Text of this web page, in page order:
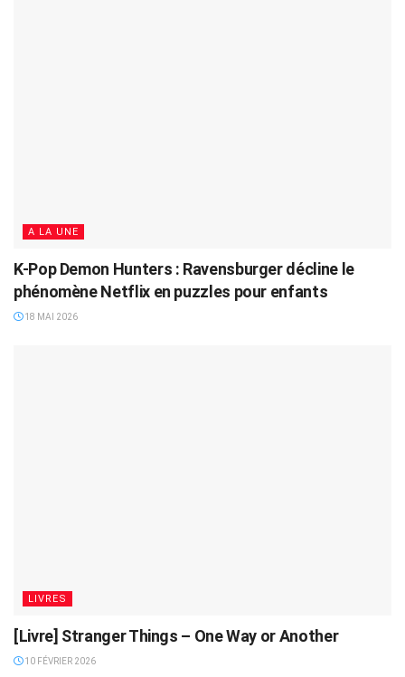
A LA UNE
K-Pop Demon Hunters : Ravensburger décline le
phénomène Netflix en puzzles pour enfants
18 MAI 2026
LIVRES
[Livre] Stranger Things – One Way or Another
10 FÉVRIER 2026